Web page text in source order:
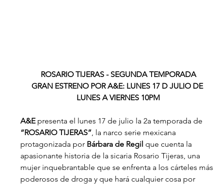
ROSARIO TIJERAS - SEGUNDA TEMPORADA
GRAN ESTRENO POR A&E: LUNES 17 D JULIO DE
LUNES A VIERNES 10PM
A&E presenta el lunes 17 de julio la 2a temporada de
“ROSARIO TIJERAS” , la narco serie mexicana
protagonizada por Bárbara de Regil que cuenta la
apasionante historia de la sicaria Rosario Tijeras, una
mujer inquebrantable que se enfrenta a los cárteles más
poderosos de droga y que hará cualquier cosa por